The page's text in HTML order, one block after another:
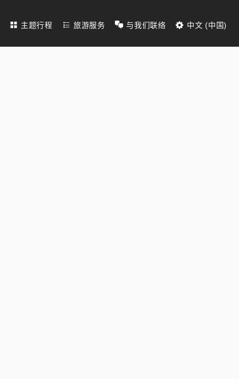
主题行程 旅游服务 与我们联络 中文 (中国)